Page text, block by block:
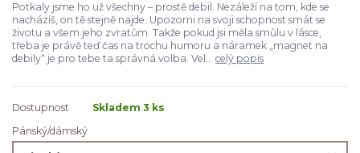
Potkaly jsme ho už všechny – prostě debil. Nezáleží na tom, kde se
nacházíš, on tě stejně najde. Upozorni na svoji schopnost smát se
životu a všem jeho zvratům. Takže pokud jsi měla smůlu v lásce,
třeba je právě teď čas na trochu humoru a náramek „magnet na
debily“ je pro tebe ta správná volba. Vel... celý popis
Dostupnost
Skladem 3 ks
Pánský/dámský